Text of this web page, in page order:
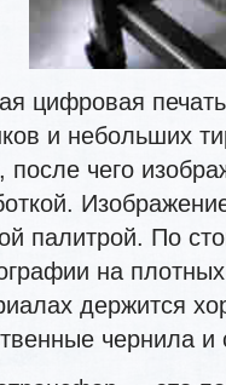
цифровая
и небольших
после чего
палитрой. По
на
держится
чернила